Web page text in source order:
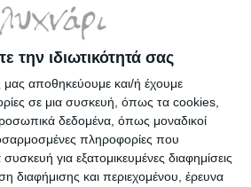
την ιδιωτικότητά σας
μας αποθηκεύουμε και/ή έχουμε
σε μια συσκευή, όπως τα cookies,
δεδομένα, όπως μοναδικοί
πληροφορίες που
για εξατομικευμένες διαφημίσεις
διαφήμισης και περιεχομένου, έρευνα
πλήθος καρτών σε
χωρίς να καταλαμβάνουν
στο γραφείο, ενώ το ματ
προσθέτει μια αίσθηση
κύρους. Οι πληροφορίες
στοιχεία του